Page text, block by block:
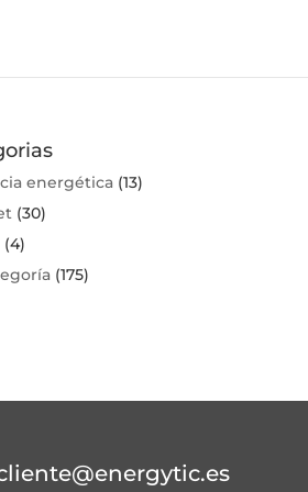
energética (13)
(30)
(4)
(175)